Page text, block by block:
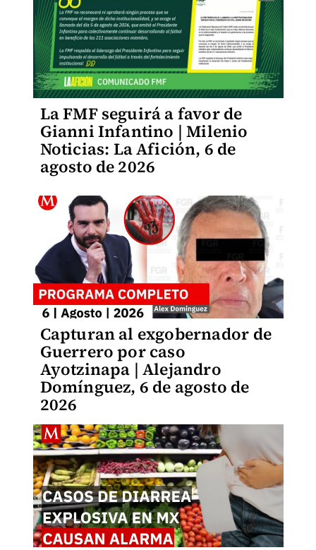
La FMF seguirá a favor de
Gianni Infantino | Milenio
Noticias: La Afición, 6 de
agosto de 2026
Capturan al exgobernador de
Guerrero por caso
Ayotzinapa | Alejandro
Domínguez, 6 de agosto de
2026